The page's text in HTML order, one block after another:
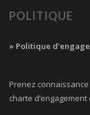
POLITIQUE
» Politique
Prenez
charte